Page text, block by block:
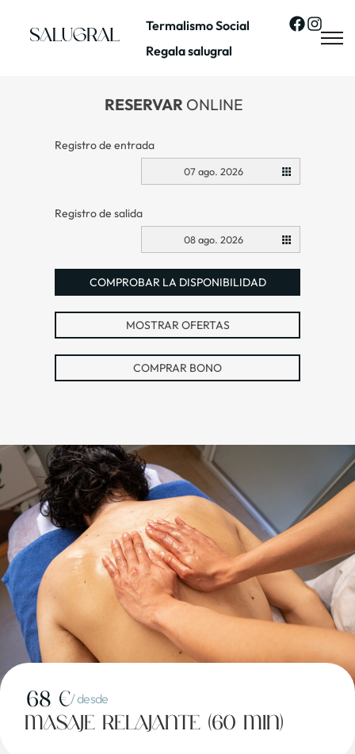
Termalismo Social
Regala salugral
RESERVARONLINE
Registro de entrada
07 ago. 2026
Registro de salida
08 ago. 2026
COMPROBAR LA DISPONIBILIDAD
MOSTRAR OFERTAS
COMPRAR BONO
68 €/ desde
Masaje relajante (60 min)